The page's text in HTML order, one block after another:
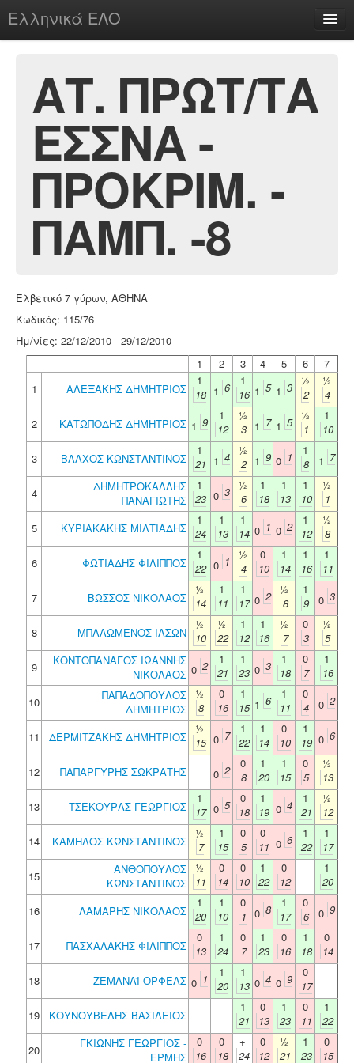
Ελληνικά ΕΛΟ
chesstu.be @ discord
Login
ΑΤ. ΠΡΩΤ/ΤΑ
ΕΣΣΝΑ -
ΠΡΟΚΡΙΜ. -
ΠΑΜΠ. -8
Ελβετικό 7 γύρων, ΑΘΗΝΑ
Κωδικός: 115/76
Ημ/νίες: 22/12/2010 - 29/12/2010
1
2 3 4 5 6
7
1
ΑΛΕΞΑΚΗΣ ΔΗΜΗΤΡΙΟΣ
1
18 1 6
1
16 1 5 1 3
½
2
½
4
2
ΚΑΤΩΠΟΔΗΣ ΔΗΜΗΤΡΙΟΣ 1 9
1
12
½
3 1 7 1 5
½
1
1
10
3
ΒΛΑΧΟΣ ΚΩΝΣΤΑΝΤΙΝΟΣ
1
21 1 4
½
2 1 9 0 1
1
8
1 7
4
ΔΗΜΗΤΡΟΚΑΛΛΗΣ
ΠΑΝΑΓΙΩΤΗΣ
1
23 0 3
½
6
1
18
1
13
1
10
½
1
5
ΚΥΡΙΑΚΑΚΗΣ ΜΙΛΤΙΑΔΗΣ
1
24
1
13
1
14 0 1 0 2
1
12
½
8
6
ΦΩΤΙΑΔΗΣ ΦΙΛΙΠΠΟΣ
1
22 0 1
½
4
0
10
1
14
1
16
1
11
7
ΒΩΣΣΟΣ ΝΙΚΟΛΑΟΣ
½
14
1
11
1
17 0 2
½
8
1
9
0 3
8 ΜΠΑΛΩΜΕΝΟΣ ΙΑΣΩΝ
½
10
½
22
1
12
1
16
½
7
0
3
½
5
9
ΚΟΝΤΟΠΑΝΑΓΟΣ ΙΩΑΝΝΗΣ
ΝΙΚΟΛΑΟΣ 0 2
1
21
1
23 0 3
1
18
0
7
1
16
10
ΠΑΠΑΔΟΠΟΥΛΟΣ
ΔΗΜΗΤΡΙΟΣ
½
8
0
16
1
15 1 6
1
11
0
4
0 2
11 ΔΕΡΜΙΤΖΑΚΗΣ ΔΗΜΗΤΡΙΟΣ
½
15 0 7
1
22
1
14
0
10
1
19 0 6
12 ΠΑΠΑΡΓΥΡΗΣ ΣΩΚΡΑΤΗΣ 0 2
0
8
1
20
1
15
0
5
½
13
13
ΤΣΕΚΟΥΡΑΣ ΓΕΩΡΓΙΟΣ
1
17 0 5
0
18
1
19 0 4
1
21
½
12
14
ΚΑΜΗΛΟΣ ΚΩΝΣΤΑΝΤΙΝΟΣ
½
7
1
15
0
5
0
11 0 6
1
22
1
17
15
ΑΝΘΟΠΟΥΛΟΣ
ΚΩΝΣΤΑΝΤΙΝΟΣ
½
11
0
14
0
10
1
22
0
12
1
20
16
ΛΑΜΑΡΗΣ ΝΙΚΟΛΑΟΣ
1
20
1
10
0
1 0 8
1
17
0
6
0 9
17 ΠΑΣΧΑΛΑΚΗΣ ΦΙΛΙΠΠΟΣ
0
13
1
24
0
7
1
23
0
16
1
18
0
14
18
ΖΕΜΑΝΑΪ ΟΡΦΕΑΣ 0 1
1
20
1
13 0 4 0 9
0
17
19
ΚΟΥΝΟΥΒΕΛΗΣ ΒΑΣΙΛΕΙΟΣ
1
21
0
13
1
23
0
11
1
22
20
ΓΚΙΩΝΗΣ ΓΕΩΡΓΙΟΣ -
ΕΡΜΗΣ
0
16
0
18
+
24
0
12
½
21
1
23
0
15